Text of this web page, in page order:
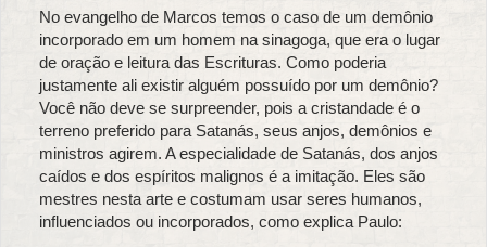
No evangelho de Marcos temos o caso de um demônio
incorporado em um homem na sinagoga, que era o lugar
de oração e leitura das Escrituras. Como poderia
justamente ali existir alguém possuído por um demônio?
Você não deve se surpreender, pois a cristandade é o
terreno preferido para Satanás, seus anjos, demônios e
ministros agirem. A especialidade de Satanás, dos anjos
caídos e dos espíritos malignos é a imitação. Eles são
mestres nesta arte e costumam usar seres humanos,
influenciados ou incorporados, como explica Paulo: